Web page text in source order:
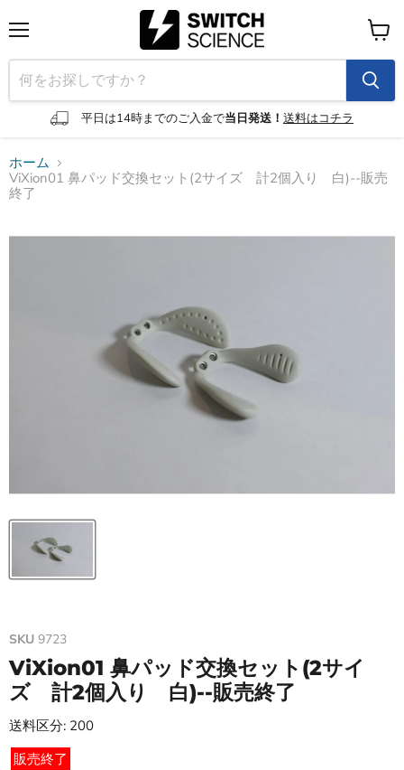
ニ
ュ
ー
平日は14時までのご入金で当日発送！ 送料はコチラ
カ
ー
ト
を
見
ホーム
ViXion01 鼻パッド交換セット(2サイズ 計2個入り 白)--販売
終了
SKU 9723
ViXion01 鼻パッド交換セット(2サイ
ズ 計2個入り 白)--販売終了
送料区分: 200
販売終了